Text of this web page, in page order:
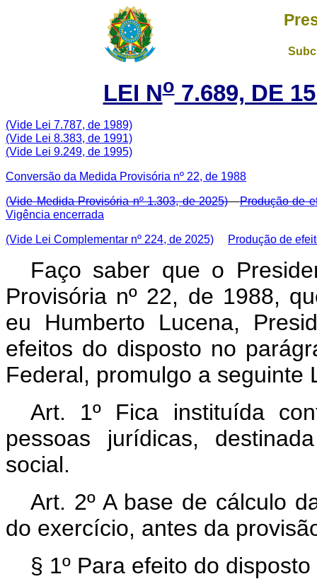
LEI No7.689, DE
(Vide Lei 7.787, de 1989)
(Vide Lei 8.383, de 1991)
(Vide Lei 9.249, de 1995)
Conversão da Medida Provisória nº 22, de 1988
(Vide Medida Provisória nº 1.303, de 2025)
Produção de
Vigência encerrada
(Vide Lei Complementar nº 224, de 2025)
Produção de
Faço saber que o
Provisória nº 22, de 1988,
eu Humberto Lucena,
efeitos do disposto no
Federal, promulgo a seguinte
Art. 1º Fica instituída
pessoas jurídicas,
social.
Art. 2º A base de cálculo
do exercício, antes da
§ 1º Para efeito do